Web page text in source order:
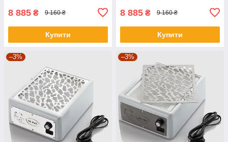
8 885 ₴ 9 160 ₴
Купити
8 885 ₴ 9 160 ₴
Купити
–3% –3%